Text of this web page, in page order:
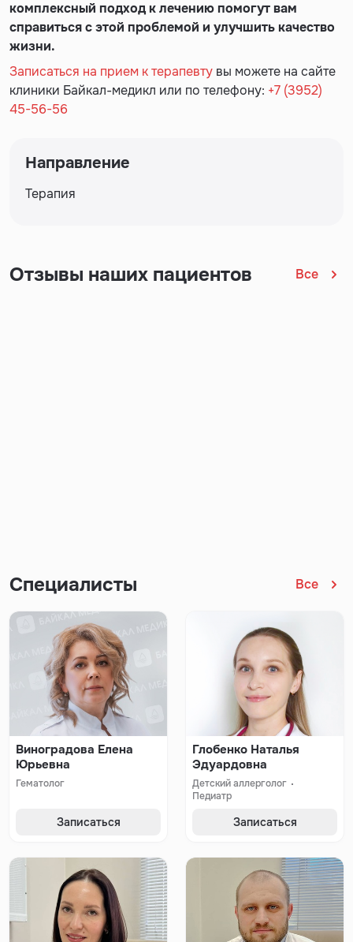
комплексный подход к лечению помогут вам
справиться с этой проблемой и улучшить качество
жизни.
Записаться на прием к терапевту вы можете на сайте
клиники Байкал-медикл или по телефону: +7 (3952)
45-56-56
Направление
Терапия
Отзывы наших пациентов Все
Специалисты Все
Виноградова Елена
Юрьевна
Гематолог
Записаться
Глобенко Наталья
Эдуардовна
Детский аллерголог
Педиатр
Записаться